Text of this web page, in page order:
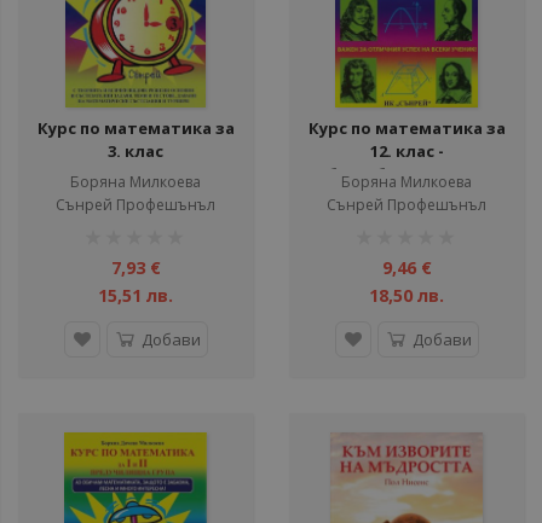
Курс по математика за
3. клас
Борянa Милкоева
Сънрей Профешънъл
7,93 €
15,51 лв.
Добави
Курс по математика за
12. клас -
общообразователна
подготовка
Боряна Милкоева
Сънрей Профешънъл
9,46 €
18,50 лв.
Добави